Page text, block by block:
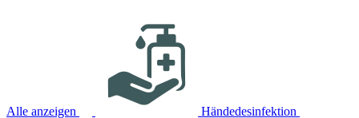
Alle anzeigen Händedesinfektion